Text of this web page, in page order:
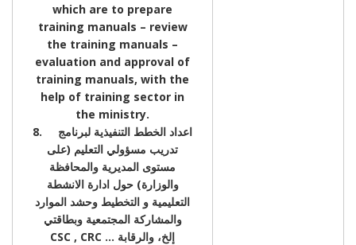
which are to prepare
training manuals – review
the training manuals –
evaluation and approval of
training manuals, with the
help of training sector in
the ministry.
8. اعداد الخطط التنفيذية لبرنامج
تدريب مسؤولي التعليم (على
مستوى المديرية والمحافظة
والوزارة) حول ادارة الانشطة
التعليمية و التخطيط وحشد الموارد
والمشاركة المجتمعية وبطاقتي
CSC , CRC … إلخ، والرقابة